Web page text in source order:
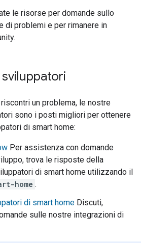
le risorse per domande sullo
di problemi e per rimanere in
un problema, le nostre
sono i posti migliori per ottenere
di smart home:
Per assistenza con domande
trova le risposte della
di smart home utilizzando il
home .
di smart home Discuti,
sulle nostre integrazioni di